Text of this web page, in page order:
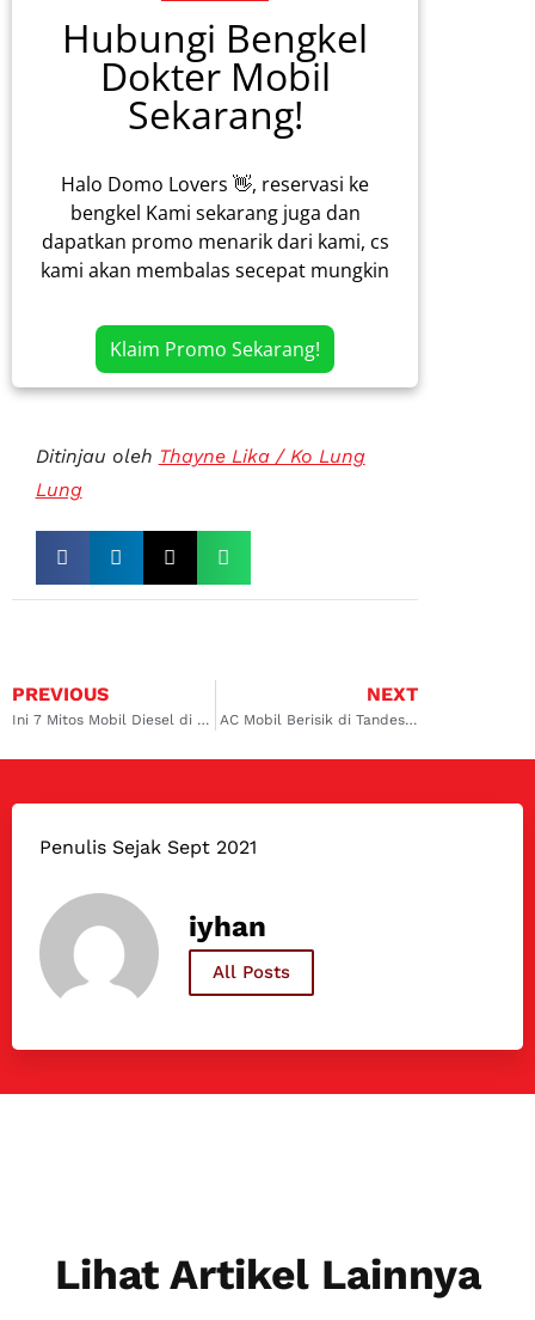
Hubungi Bengkel
Dokter Mobil
Sekarang!
Halo Domo Lovers 👋, reservasi ke
bengkel Kami sekarang juga dan
dapatkan promo menarik dari kami, cs
kami akan membalas secepat mungkin
Klaim Promo Sekarang!
Ditinjau oleh Thayne Lika / Ko Lung
Lung
PREVIOUS
Ini 7 Mitos Mobil Diesel di Indonesia dan Fakta Aslinya
NEXT
AC Mobil Berisik di Tandes? Ini Penyebab dan Bengkel Terbaik yang Bisa Diandalkan
Penulis Sejak Sept 2021
iyhan
All Posts
Lihat Artikel Lainnya